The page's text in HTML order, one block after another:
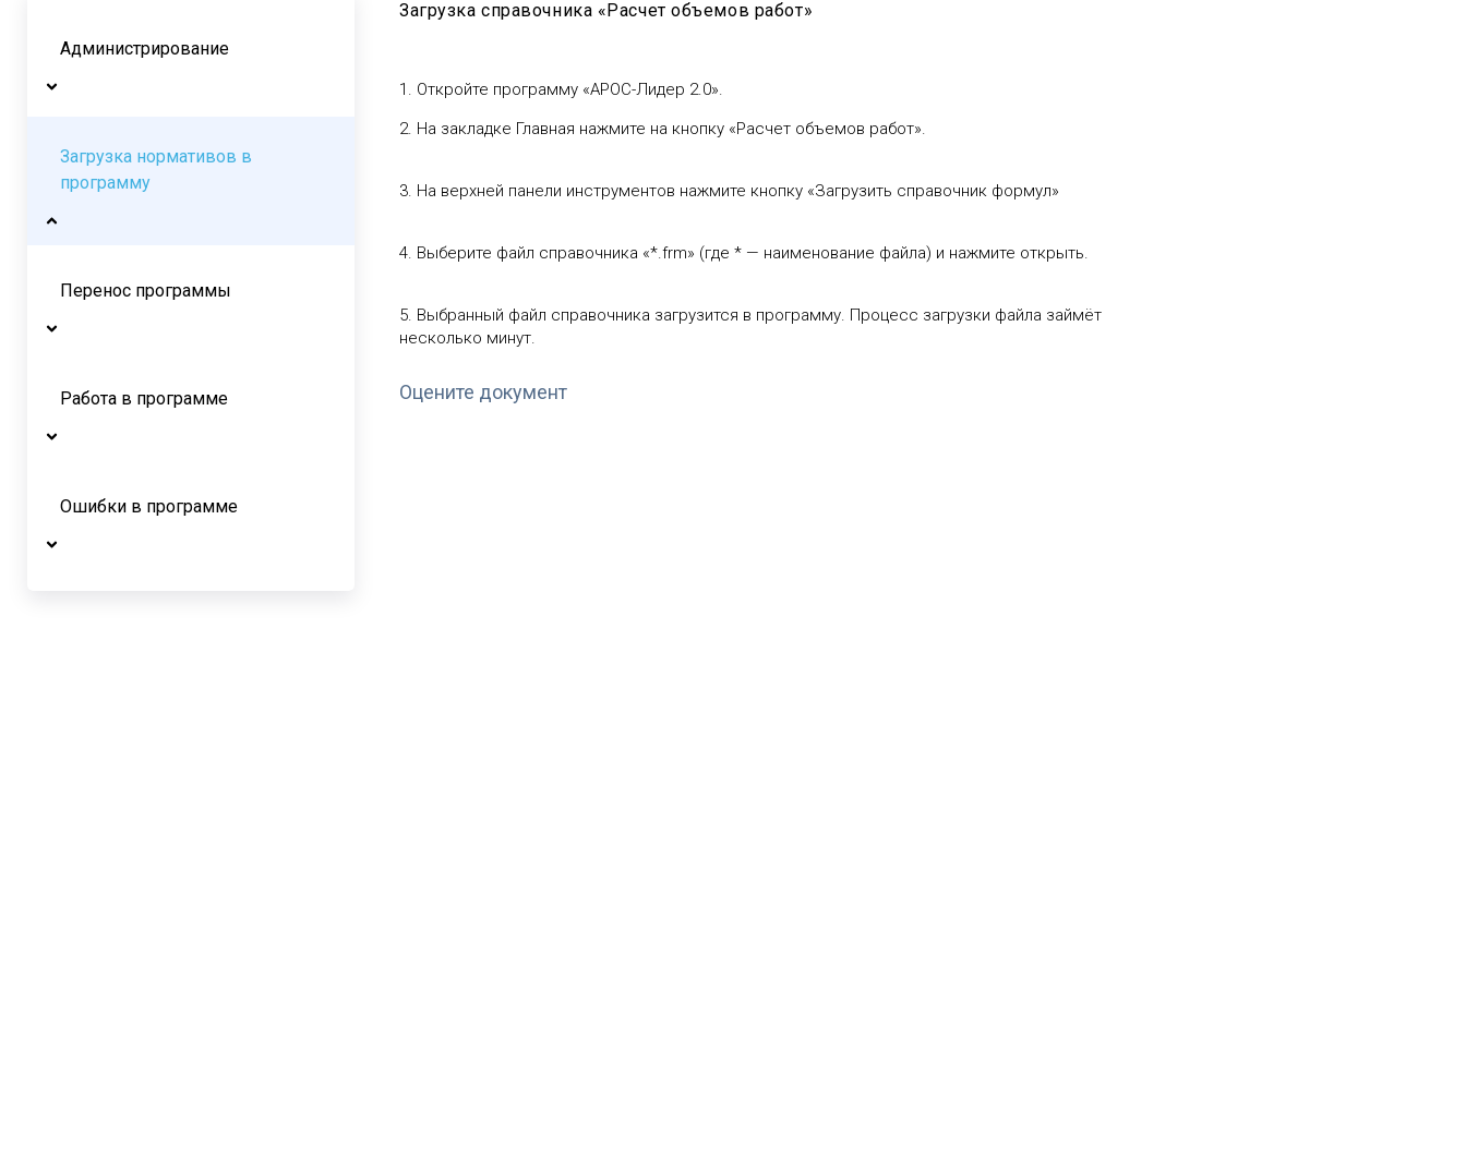
Администрирование
Загрузка нормативов в
программу
Перенос программы
Работа в программе
Ошибки в программе
Загрузка справочника «Расчет объемов работ»
1. Откройте программу «АРОС-Лидер 2.0».
2. На закладке Главная нажмите на кнопку «Расчет объемов работ».
3. На верхней панели инструментов нажмите кнопку «Загрузить справочник формул»
4. Выберите файл справочника «*.frm» (где * — наименование файла) и нажмите открыть.
5. Выбранный файл справочника загрузится в программу. Процесс загрузки файла займёт
несколько минут.
Оцените документ